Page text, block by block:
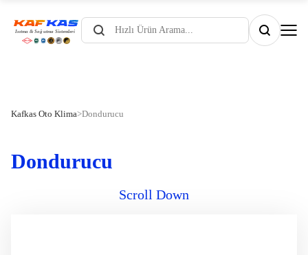
Products
search
Kafkas Oto Klima>Dondurucu
Dondurucu
Scroll Down